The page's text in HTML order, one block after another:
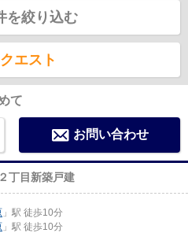
を絞り込む
エスト
て
お問い合わせ
丁目新築戸建
」駅 徒歩10分
」駅 徒歩10分